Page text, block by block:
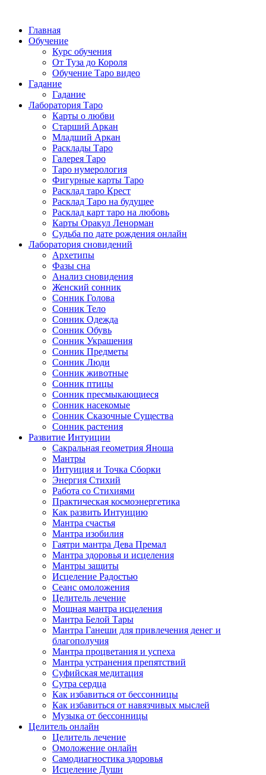
Главная
Обучение
Курс обучения
От Туза до Короля
Обучение Таро видео
Гадание
Гадание
Лаборатория Таро
Карты о любви
Старший Аркан
Младший Аркан
Расклады Таро
Галерея Таро
Таро нумерология
Фигурные карты Таро
Расклад таро Крест
Расклад Таро на будущее
Расклад карт таро на любовь
Карты Оракул Ленорман
Судьба по дате рождения онлайн
Лаборатория сновидений
Архетипы
Фазы сна
Анализ сновидения
Женский сонник
Сонник Голова
Сонник Тело
Сонник Одежда
Сонник Обувь
Сонник Украшения
Сонник Предметы
Сонник Люди
Сонник животные
Сонник птицы
Сонник пресмыкающиеся
Сонник насекомые
Сонник Сказочные Существа
Сонник растения
Развитие Интуиции
Сакральная геометрия Яноша
Мантры
Интуиция и Точка Сборки
Энергия Стихий
Работа со Стихиями
Практическая космоэнергетика
Как развить Интуицию
Мантра счастья
Мантра изобилия
Гаятри мантра Дева Премал
Мантра здоровья и исцеления
Мантры защиты
Исцеление Радостью
Сеанс омоложения
Целитель лечение
Мощная мантра исцеления
Мантра Белой Тары
Мантра Ганеши для привлечения денег и
благополучия
Мантра процветания и успеха
Мантра устранения препятствий
Суфийская медитация
Сутра сердца
Как избавиться от бессонницы
Как избавиться от навязчивых мыслей
Музыка от бессонницы
Целитель онлайн
Целитель лечение
Омоложение онлайн
Самодиагностика здоровья
Исцеление Души